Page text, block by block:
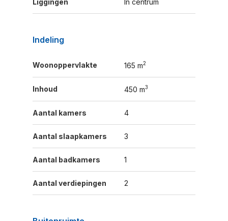
Liggingen In centrum
Indeling
Woonoppervlakte 165 m2
Inhoud 450 m3
Aantal kamers 4
Aantal slaapkamers 3
Aantal badkamers 1
Aantal verdiepingen 2